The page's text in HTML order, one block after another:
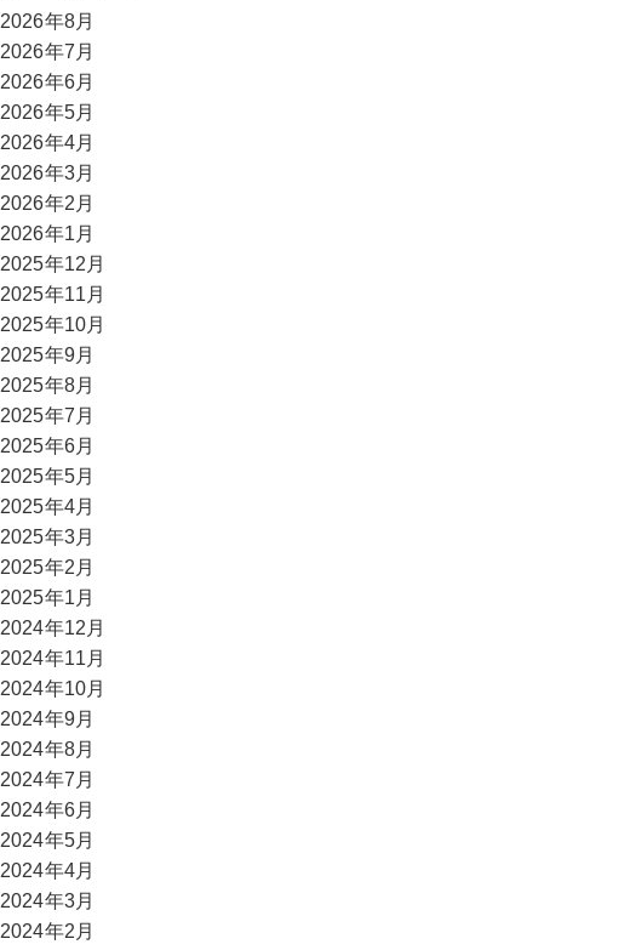
2026年8月
2026年7月
2026年6月
2026年5月
2026年4月
2026年3月
2026年2月
2026年1月
2025年12月
2025年11月
2025年10月
2025年9月
2025年8月
2025年7月
2025年6月
2025年5月
2025年4月
2025年3月
2025年2月
2025年1月
2024年12月
2024年11月
2024年10月
2024年9月
2024年8月
2024年7月
2024年6月
2024年5月
2024年4月
2024年3月
2024年2月